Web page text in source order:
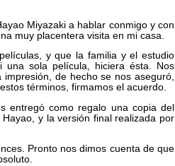
Miyazaki a hablar conmigo y con
muy placentera visita en mi casa.
y que la familia y el estudio
sola película, hiciera ésta. Nos
de hecho se nos aseguró,
términos, firmamos el acuerdo.
entregó como regalo una copia del
y la versión final realizada por
Pronto nos dimos cuenta de que